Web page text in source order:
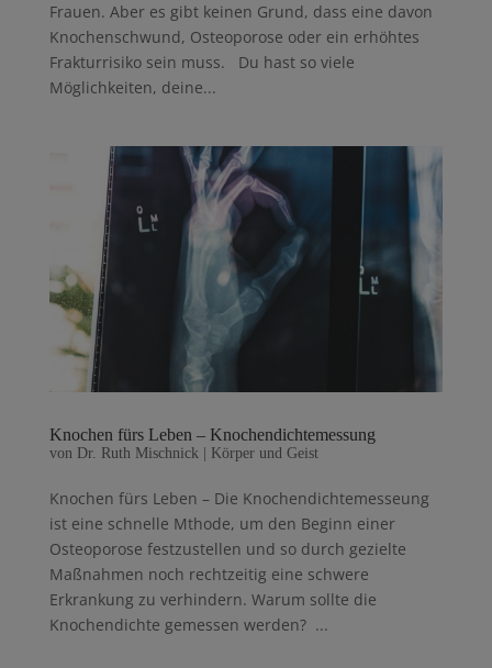
Frauen. Aber es gibt keinen Grund, dass eine davon
Knochenschwund, Osteoporose oder ein erhöhtes
Frakturrisiko sein muss. Du hast so viele
Möglichkeiten, deine...
Knochen fürs Leben – Knochendichtemessung
von Dr. Ruth Mischnick| Körper und Geist
Knochen fürs Leben – Die Knochendichtemesseung
ist eine schnelle Mthode, um den Beginn einer
Osteoporose festzustellen und so durch gezielte
Maßnahmen noch rechtzeitig eine schwere
Erkrankung zu verhindern. Warum sollte die
Knochendichte gemessen werden? ...